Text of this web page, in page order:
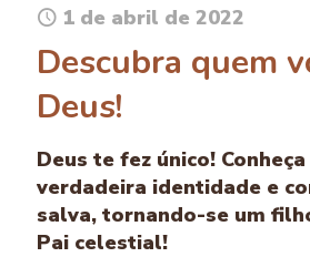
1 de abril de 2022
Descubra quem
Deus!
Deus te fez único! Conheça
verdadeira identidade e
salva, tornando-se um
Pai celestial!